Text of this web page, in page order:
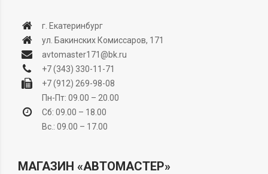
г. Екатеринбург
ул. Бакинских Комиссаров, 171
avtomaster171@bk.ru
+7 (343) 330-11-71
+7 (912) 269-98-08
Пн-Пт: 09.00 – 20.00
Сб: 09.00 – 18.00
Вс.: 09.00 – 17.00
МАГАЗИН «АВТОМАСТЕР»